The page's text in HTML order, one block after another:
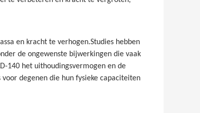
en kracht te verhogen.Studies hebben
de ongewenste bijwerkingen die vaak
140 het uithoudingsvermogen en de
degenen die hun fysieke capaciteiten